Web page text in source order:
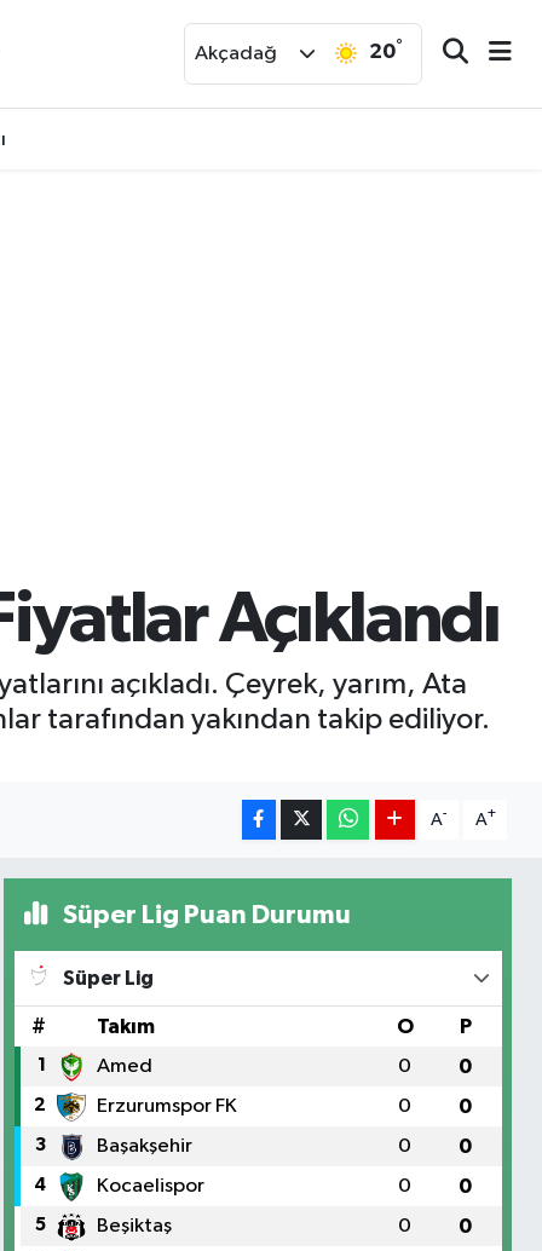
Akçadağ 20°
Açıklandı
açıkladı. Çeyrek, yarım, Ata
tarafından yakından takip ediliyor.
A- A+
Süper Lig Puan Durumu
Süper Lig
# Takım O P
1 Amed 0 0
2 Erzurumspor FK 0 0
3 Başakşehir 0 0
4 Kocaelispor 0 0
5 Beşiktaş 0 0